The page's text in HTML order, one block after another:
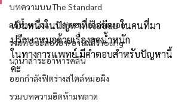
บทความบน The Standard
ลดน้ำหนักแบบ #ผอมได้ไม่ต้องอด
รวมทิปชะลอวัย #อ่านแล้วYoung
นานาสาระอาหารคลีน
ออกกำลังฟิตร่างสไตล์หมอผิง
รวมบทความฮิตห้ามพลาด
เป็นหนึ่งในปัญหาที่เจอบ่อย ในคนที่มา
ปรึกษาหมอด้วยเรื่องลดน้ำหนัก
ในทางการแพทย์ มีคำตอบสำหรับปัญหานี้
ค่ะ